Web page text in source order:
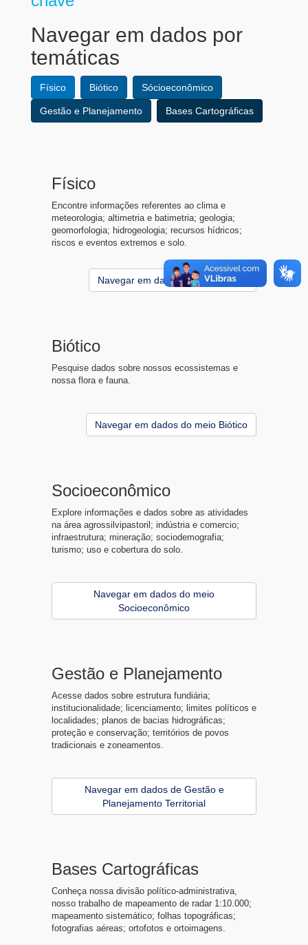
Navegar em dados por
temáticas
Físico Biótico Sócioeconômico
Gestão e Planejamento Bases Cartográficas
Físico
Encontre informações referentes ao clima e
meteorologia; altimetria e batimetria; geologia;
geomorfologia; hidrogeologia; recursos hídricos;
riscos e eventos extremos e solo.
Navegar em dados do meio Físico
Biótico
Pesquise dados sobre nossos ecossistemas e
nossa flora e fauna.
Navegar em dados do meio Biótico
Socioeconômico
Explore informações e dados sobre as atividades
na área agrossilvipastoril; indústria e comercio;
infraestrutura; mineração; sociodemografia;
turismo; uso e cobertura do solo.
Navegar em dados do meio
Socioeconômico
Gestão e Planejamento
Acesse dados sobre estrutura fundiária;
institucionalidade; licenciamento; limites políticos e
localidades; planos de bacias hidrográficas;
proteção e conservação; territórios de povos
tradicionais e zoneamentos.
Navegar em dados de Gestão e
Planejamento Territorial
Bases Cartográficas
Conheça nossa divisão político-administrativa,
nosso trabalho de mapeamento de radar 1:10.000;
mapeamento sistemático; folhas topográficas;
fotografias aéreas; ortofotos e ortoimagens.